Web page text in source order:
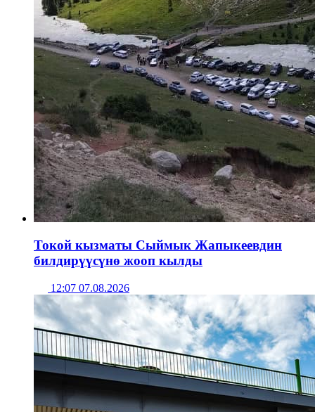
Токой кызматы Сыймык Жапыкеевдин
билдирүүсүнө жооп кылды
12:07 07.08.2026